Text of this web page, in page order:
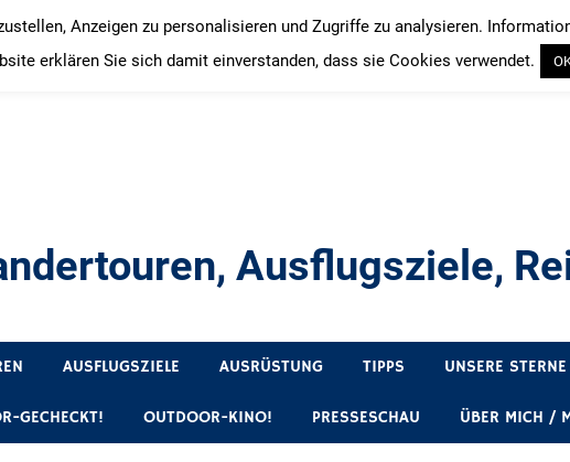
Ausflugsziele,
AUSFLUGSZIELE AUSRÜSTUNG TIPPS UNSERE STERNE
GECHECKT! OUTDOOR-KINO! PRESSESCHAU ÜBER MICH /
Anzeigen zu personalisieren und Zugriffe zu analysieren.
erklären Sie sich damit einverstanden, dass sie Cookies verwendet.